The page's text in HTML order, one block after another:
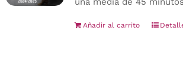
Añadir al carrito